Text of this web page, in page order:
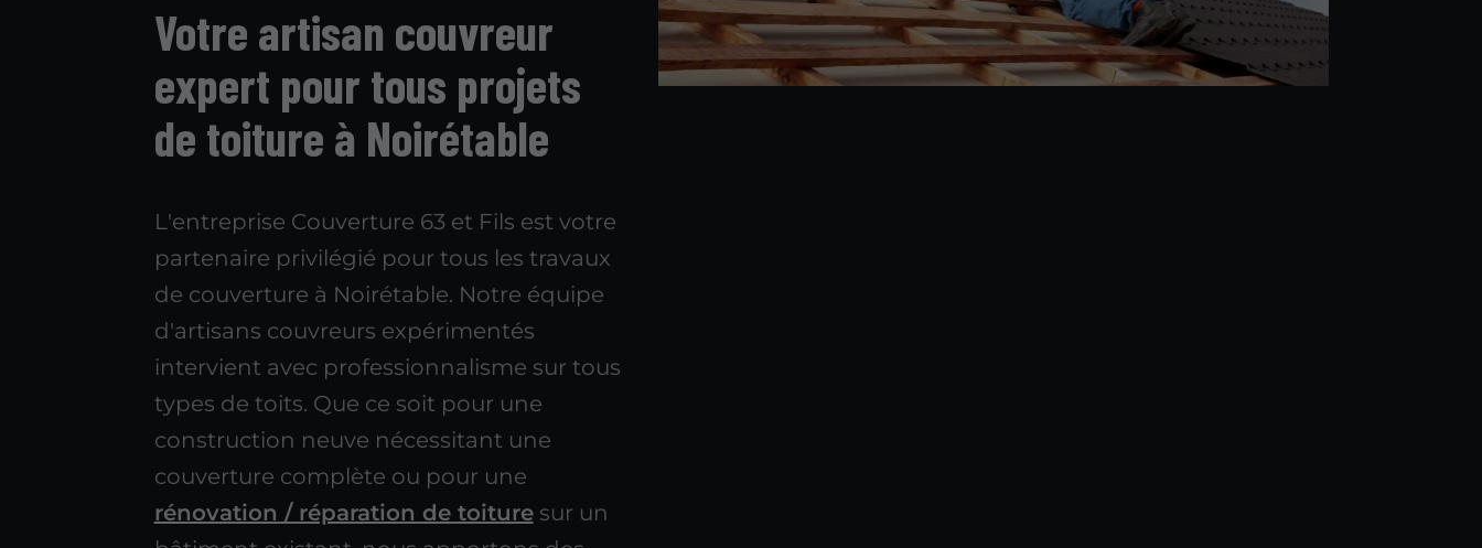
Votre artisan couvreur
expert pour tous projets
de toiture à Noirétable
L'entreprise Couverture 63 et Fils est votre
partenaire privilégié pour tous les travaux
de couverture à Noirétable. Notre équipe
d'artisans couvreurs expérimentés
intervient avec professionnalisme sur tous
types de toits. Que ce soit pour une
construction neuve nécessitant une
couverture complète ou pour une
rénovation / réparation de toituresur un